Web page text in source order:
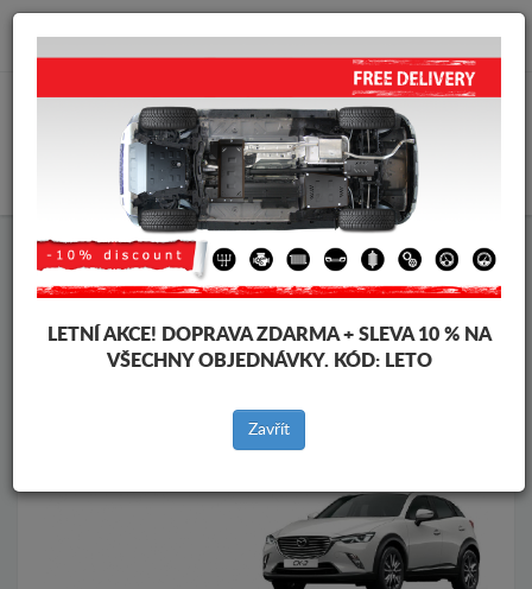
info@krytpodmotor.com
Kryt pod motor Mazda Kryt pod motor Mazda CX3
vozidel
Značky vozidel
Zpět na produkty
LETNÍ AKCE! DOPRAVA ZDARMA + SLEVA 10 % NA
VŠECHNY OBJEDNÁVKY. KÓD: LETO
Zavřít